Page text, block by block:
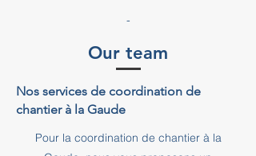
-
Our team
Nos services de coordination de
chantier à la Gaude
Pour la coordination de chantier à la